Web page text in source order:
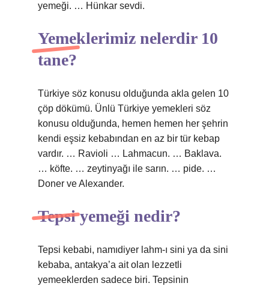
yemeği. … Hünkar sevdi.
Yemeklerimiz nelerdir 10
tane?
Türkiye söz konusu olduğunda akla gelen 10
çöp dökümü. Ünlü Türkiye yemekleri söz
konusu olduğunda, hemen hemen her şehrin
kendi eşsiz kebabından en az bir tür kebap
vardır. … Ravioli … Lahmacun. … Baklava.
… köfte. … zeytinyağı ile sarın. … pide. …
Doner ve Alexander.
Tepsi yemeği nedir?
Tepsi kebabi, namıdiyer lahm-ı sini ya da sini
kebaba, antakya’a ait olan lezzetli
yemeeklerden sadece biri. Tepsinin